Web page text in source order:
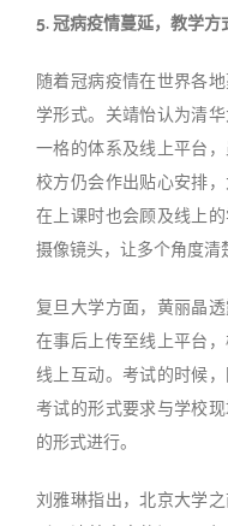
5. 冠病疫情蔓延，教学方
随着冠病疫情在世界各
学形式。关靖怡认为清
一格的体系及线上平台
校方仍会作出贴心安排
在上课时也会顾及线上
摄像镜头，让多个角度清
复旦大学方面，黄丽晶
在事后上传至线上平台
线上互动。考试的时候
考试的形式要求与学校
的形式进行。
刘雅琳指出，北京大学